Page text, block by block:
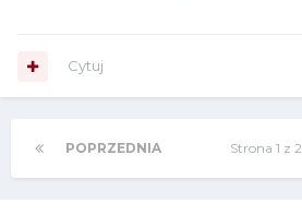
Cytuj
POPRZEDNIA Strona 1 z 2